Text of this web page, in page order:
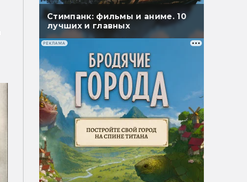
Стимпанк: фильмы и аниме. 10
лучших и главных
РЕКЛАМА